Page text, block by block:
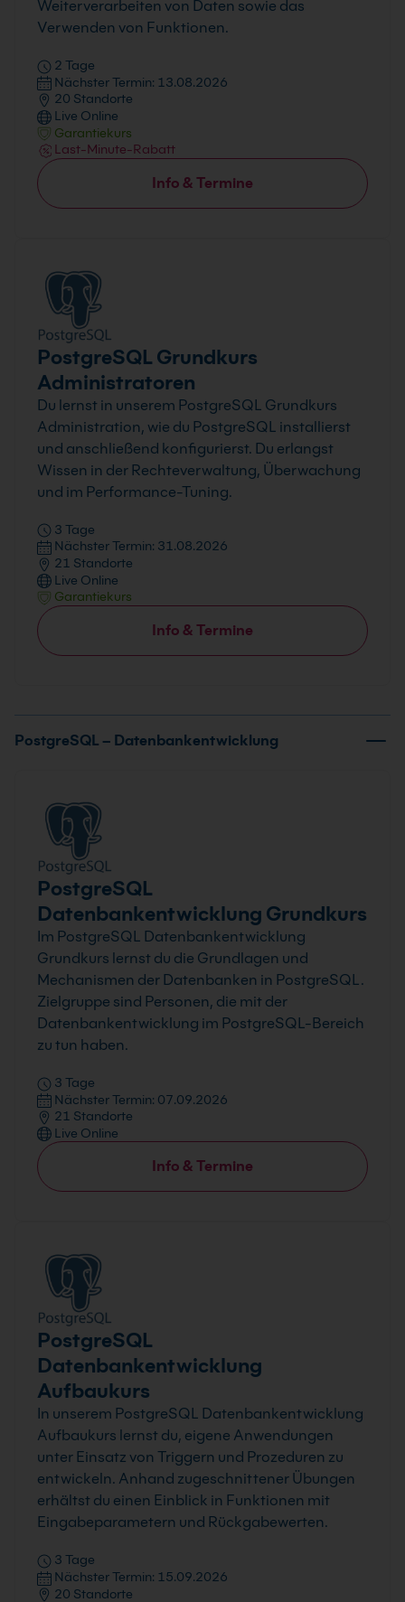
Weiterverarbeiten von Daten sowie das
Verwenden von Funktionen.
2 Tage
Nächster Termin: 13.08.2026
20 Standorte
Live Online
Garantiekurs
Last-Minute-Rabatt
Info & Termine
PostgreSQL Grundkurs
Administratoren
Du lernst in unserem PostgreSQL Grundkurs
Administration, wie du PostgreSQL installierst
und anschließend konfigurierst. Du erlangst
Wissen in der Rechteverwaltung, Überwachung
und im Performance-Tuning.
3 Tage
Nächster Termin: 31.08.2026
21 Standorte
Live Online
Garantiekurs
Info & Termine
PostgreSQL – Datenbankentwicklung
PostgreSQL
Datenbankentwicklung Grundkurs
Im PostgreSQL Datenbankentwicklung
Grundkurs lernst du die Grundlagen und
Mechanismen der Datenbanken in PostgreSQL.
Zielgruppe sind Personen, die mit der
Datenbankentwicklung im PostgreSQL-Bereich
zu tun haben.
3 Tage
Nächster Termin: 07.09.2026
21 Standorte
Live Online
Info & Termine
PostgreSQL
Datenbankentwicklung
Aufbaukurs
In unserem PostgreSQL Datenbankentwicklung
Aufbaukurs lernst du, eigene Anwendungen
unter Einsatz von Triggern und Prozeduren zu
entwickeln. Anhand zugeschnittener Übungen
erhältst du einen Einblick in Funktionen mit
Eingabeparametern und Rückgabewerten.
3 Tage
Nächster Termin: 15.09.2026
20 Standorte